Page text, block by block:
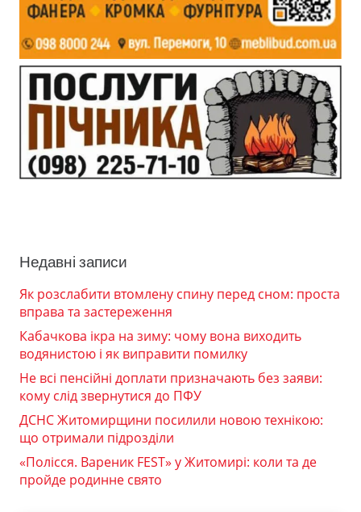
Недавні записи
Як розслабити втомлену спину перед сном: проста
вправа та застереження
Кабачкова ікра на зиму: чому вона виходить
водянистою і як виправити помилку
Не всі пенсійні доплати призначають без заяви:
кому слід звернутися до ПФУ
ДСНС Житомирщини посилили новою технікою:
що отримали підрозділи
«Полісся. Вареник FEST» у Житомирі: коли та де
пройде родинне свято